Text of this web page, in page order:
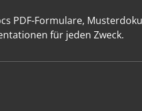
PDF-Formulare,
für jeden Zweck.